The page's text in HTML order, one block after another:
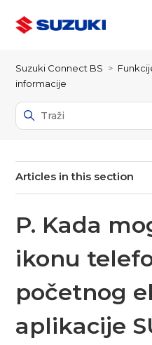
Suzuki Connect BS
informacije
Articles in this section
P. Kada
ikonu
početnog
aplikacije